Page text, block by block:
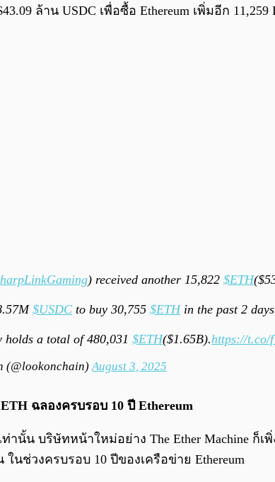
ล้าน USDC เพื่อซื้อ Ethereum เพิ่มอีก
) received another 15,822 $ETH
$USDC to buy 30,755 $ETHin the past 2
holds a total of 480,031 $ETH($1.65B).https://t.co/
(@lookonchain)August 3, 2025
ฉลองครบรอบ 10 ปี Ethereum
ท่านั้น บริษัทหน้าใหม่อย่าง The Ether Machine
นช่วงครบรอบ 10 ปีของเครือข่าย Ethereum